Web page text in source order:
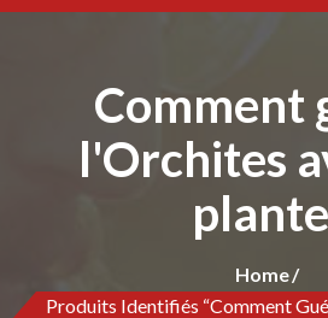
Comment
l'Orchites
Home
Produits Identifiés “Comment